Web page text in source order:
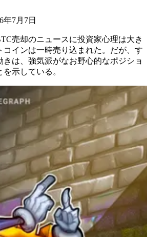
年7月7日
売却のニュースに投資家心理は大き
コインは一時売り込まれた。だが、す
きは、強気派がなお野心的なポジショ
示している。